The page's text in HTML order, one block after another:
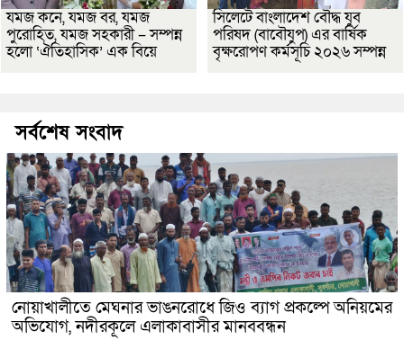
যমজ কনে, যমজ বর, যমজ
পুরোহিত, যমজ সহকারী – সম্পন্ন
হলো ‘ঐতিহাসিক’ এক বিয়ে
সিলেটে বাংলাদেশ বৌদ্ধ যুব
পরিষদ (বাবৌযুপ) এর বার্ষিক
বৃক্ষরোপণ কর্মসূচি ২০২৬ সম্পন্ন
সর্বশেষ সংবাদ
নোয়াখালীতে মেঘনার ভাঙনরোধে জিও ব্যাগ প্রকল্পে অনিয়মের
অভিযোগ, নদীরকূলে এলাকাবাসীর মানববন্ধন